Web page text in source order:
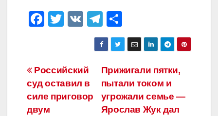
F
e
b
o
o
T
er
V
T
el
e
gr
a
m
тп
р
а
в
и
ть
Навигация
по
Прижигали пятки,
пытали током и
угрожали семье —
Ярослав Жук дал
Российский
суд оставил в
силе приговор
двум